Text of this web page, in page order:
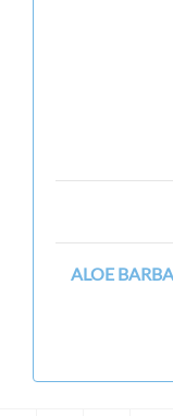
ALOE